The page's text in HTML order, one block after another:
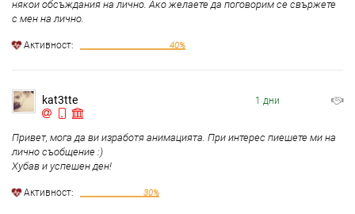
някои обсъждания на лично. Ако желаете да поговорим се свържете
с мен на лично.
Aктивност: 40%
kat3tte
Привет, мога да ви изработя анимацията. При интерес пиешете ми на
лично съобщение :)
Хубав и успешен ден!
Aктивност: 30%
1 дни